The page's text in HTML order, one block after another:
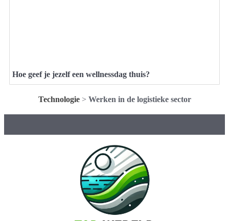
Hoe geef je jezelf een wellnessdag thuis?
Technologie> Werken in de logistieke sector